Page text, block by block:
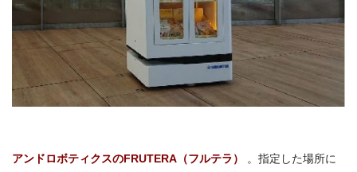
アンドロボティクスのFRUTERA（フルテラ）
。指定した場所に